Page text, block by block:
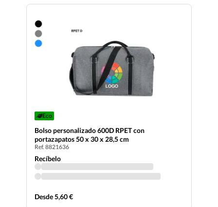
Eco
Bolso personalizado 600D RPET con
portazapatos 50 x 30 x 28,5 cm
Ref. 8821636
Recíbelo
Desde 5,60 €